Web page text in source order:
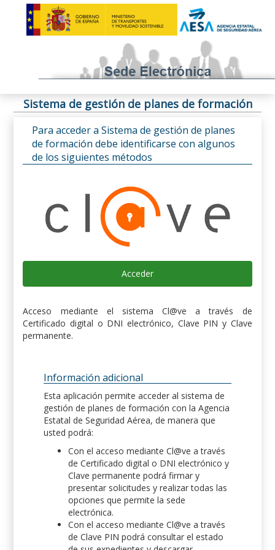
Sistema de gestión de planes de formación
Para acceder a Sistema de gestión de planes
de formación debe identificarse con algunos
de los siguientes métodos
Acceder
Acceso mediante el sistema Cl@ve a través de
Certificado digital o DNI electrónico, Clave PIN y Clave
permanente.
Información adicional
Esta aplicación permite acceder al sistema de
gestión de planes de formación con la Agencia
Estatal de Seguridad Aérea, de manera que
usted podrá:
Con el acceso mediante Cl@ve a través
de Certificado digital o DNI electrónico y
Clave permanente podrá firmar y
presentar solicitudes y realizar todas las
opciones que permite la sede
electrónica.
Con el acceso mediante Cl@ve a través
de Clave PIN podrá consultar el estado